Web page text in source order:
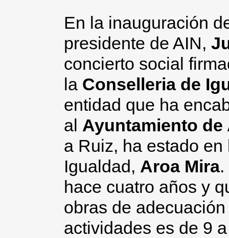
En la inauguración
presidente de AIN,
concierto social
la Conselleria de
entidad que ha
al Ayuntamiento de
a Ruiz, ha estado
Igualdad, Aroa Mira.
hace cuatro años y
obras de
actividades es de 9